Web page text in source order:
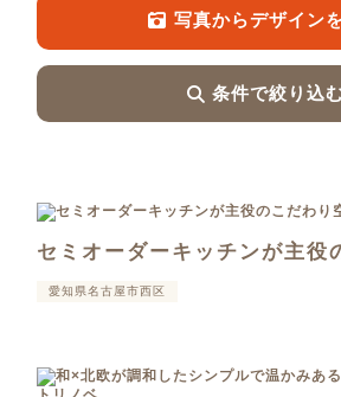
写真からデザイン
条件で絞り込
セミオーダーキッチンが主役
愛知県名古屋市西区